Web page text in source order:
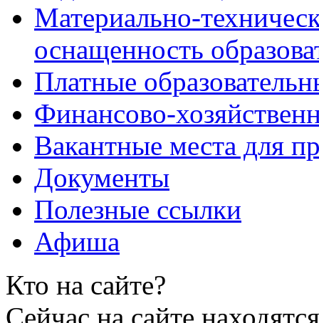
Материально-
оснащенность
Платные
Финансово-
Вакантные места для
Документы
Полезные ссылки
Афиша
Кто на сайте?
Сейчас на сайте